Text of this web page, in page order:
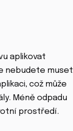
aplikovat
nebudete muset
což může
Méně odpadu
prostředí.